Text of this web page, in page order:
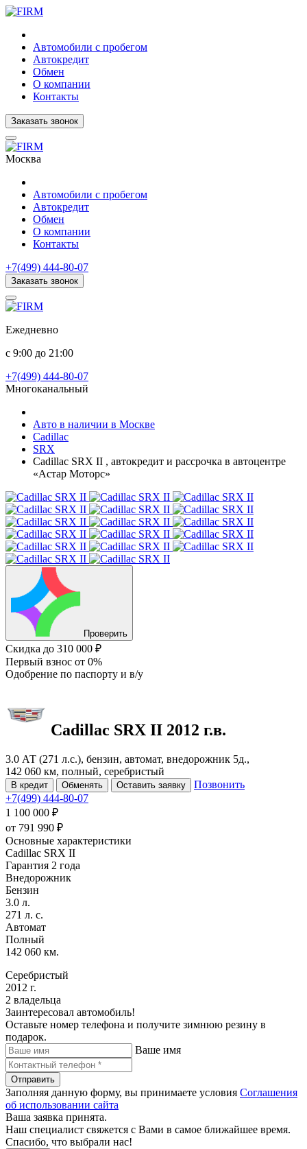
Автомобили с пробегом
Автокредит
Обмен
О компании
Контакты
Заказать звонок
Москва
Автомобили с пробегом
Автокредит
Обмен
О компании
Контакты
+7(499) 444-80-07
Заказать звонок
Ежедневно
с 9:00 до 21:00
+7(499) 444-80-07
Многоканальный
Авто в наличии в Москве
Cadillac
SRX
Cadillac SRX II , автокредит и рассрочка в автоцентре
«Астар Моторс»
Проверить
Скидка до 310 000 ₽
Первый взнос от 0%
Одобрение по паспорту и в/у
Cadillac SRX II 2012 г.в.
3.0 АТ (271 л.с.), бензин, автомат, внедорожник 5д.,
142 060 км, полный, серебристый
В кредит Обменять Оставить заявку
Позвонить
+7(499) 444-80-07
1 100 000 ₽
от 791 990 ₽
Основные характеристики
Cadillac SRX II
Гарантия 2 года
Внедорожник
Бензин
3.0 л.
271 л. с.
Автомат
Полный
142 060 км.
Серебристый
2012 г.
2 владельца
Заинтересовал автомобиль!
Оставьте номер телефона и получите зимнюю резину в
подарок.
Ваше имя
Отправить
Заполняя данную форму, вы принимаете условия Соглашения
об использовании сайта
Ваша заявка принята.
Наш специалист свяжется с Вами в самое ближайшее время.
Спасибо, что выбрали нас!